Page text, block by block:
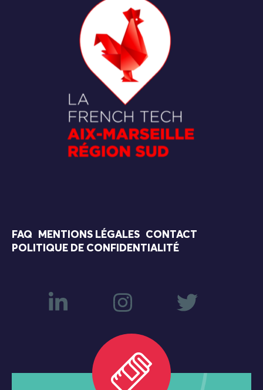
FAQ MENTIONS LÉGALES
CONTACT
POLITIQUE DE CONFIDENTIALITÉ